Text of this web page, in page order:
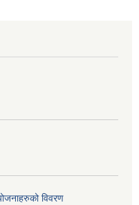
विवरण